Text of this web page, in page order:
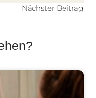
Nächster Beitrag